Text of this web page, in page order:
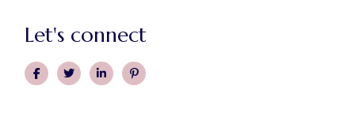
Let's connect